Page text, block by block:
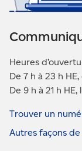
Heures
De 7 h à 23 h
De 9 h à 21 h
Trouver un
Autres façons